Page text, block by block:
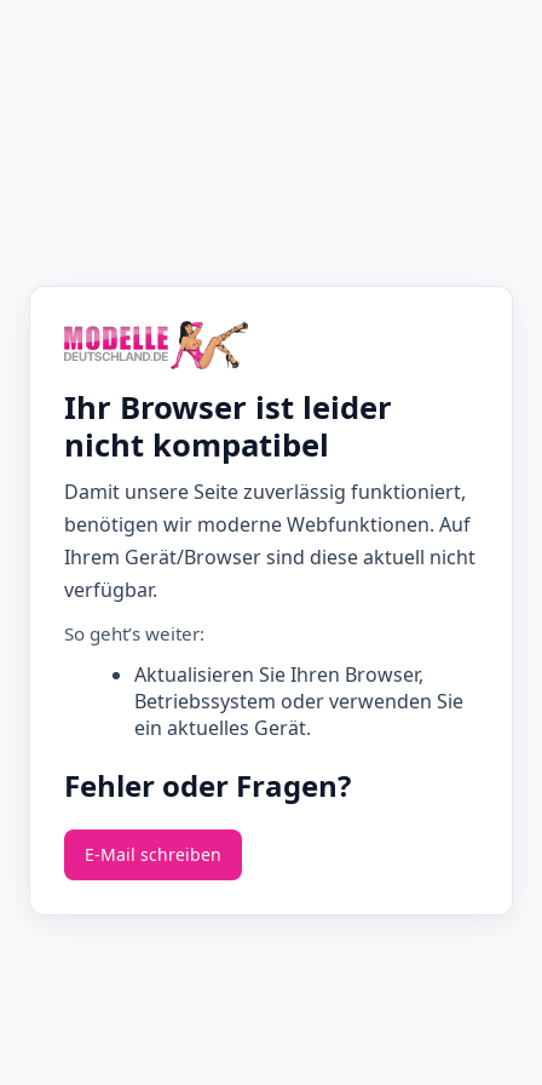
Ihr Browser ist leider
nicht kompatibel
Damit unsere Seite zuverlässig funktioniert,
benötigen wir moderne Webfunktionen. Auf
Ihrem Gerät/Browser sind diese aktuell nicht
verfügbar.
So geht’s weiter:
Aktualisieren Sie Ihren Browser,
Betriebssystem oder verwenden Sie
ein aktuelles Gerät.
Fehler oder Fragen?
E‑Mail schreiben